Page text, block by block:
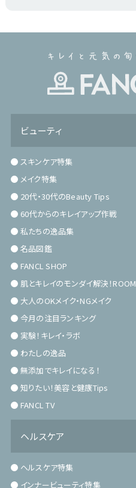
ビューティ
スキンケア特集
メイク特集
20代・30代のBeauty Tips
60代からのキレイアップ作戦
私たちの逸品集
名品図鑑
FANCL SHOP
肌とキレイのモンダイ解決！ROOM
大人のOKメイク・NGメイク
今月の注目ランキング
実験！キレイ・ラボ
わたしの逸品
無添加でキレイになる！
知りたい！美容と健康Tips
FANCL TV
ヘルスケア
ヘルスケア特集
インナービューティ特集